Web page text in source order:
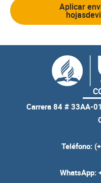
Aplicar
Carrera 84 # 33AA-
Teléfono:
WhatsApp: